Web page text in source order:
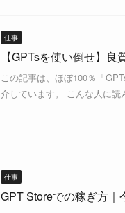
仕事
【GPTsを使い倒せ】
この記事は、ほぼ100％「
介しています。 こんな人に
仕事
GPT Storeでの稼ぎ方｜